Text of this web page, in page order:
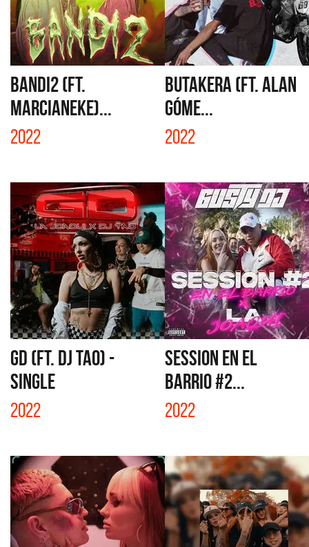
BANDI2 (FT.
MARCIANEKE)...
2022
BUTAKERA (FT. ALAN
GÓME...
2022
GD (FT. DJ TAO) -
SINGLE
2022
SESSION EN EL
BARRIO #2...
2022